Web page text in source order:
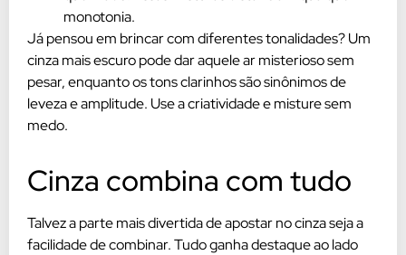
monotonia.
Já pensou em brincar com diferentes tonalidades? Um
cinza mais escuro pode dar aquele ar misterioso sem
pesar, enquanto os tons clarinhos são sinônimos de
leveza e amplitude. Use a criatividade e misture sem
medo.
Cinza combina com tudo
Talvez a parte mais divertida de apostar no cinza seja a
facilidade de combinar. Tudo ganha destaque ao lado